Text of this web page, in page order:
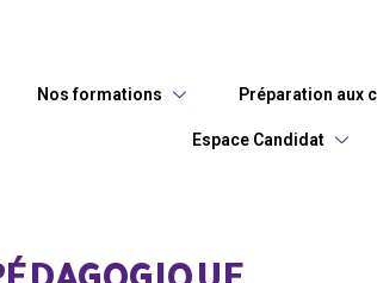
Nos formations Préparation aux
Espace Candidat